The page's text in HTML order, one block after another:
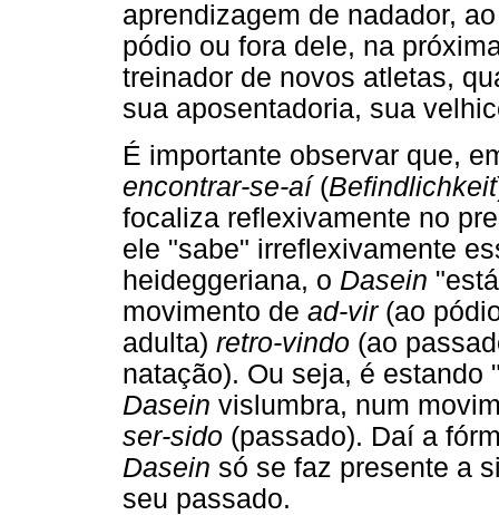
aprendizagem de nadador,
pódio ou fora dele, na
treinador de novos atletas,
sua aposentadoria, sua
É importante observar que,
encontrar-se-aí(Befindlichkeit
focaliza reflexivamente no
ele "sabe" irreflexivamente
heideggeriana, o Dasein
movimento de ad-vir(ao
adulta) retro-vindo (ao
natação). Ou seja, é estando
Dasein vislumbra, num
ser-sido (passado). Daí a
Dasein só se faz presente a
seu passado.